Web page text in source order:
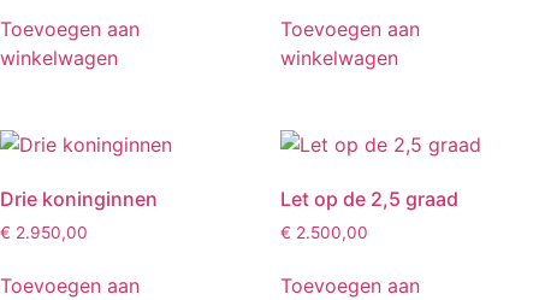
Toevoegen aan
winkelwagen
Toevoegen aan
winkelwagen
Drie koninginnen
€ 2.950,00
Toevoegen aan
Let op de 2,5 graad
€ 2.500,00
Toevoegen aan